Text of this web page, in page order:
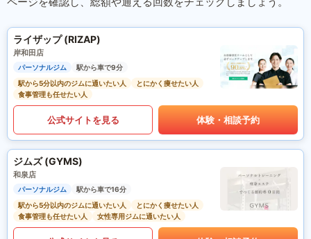
ライザップ (RIZAP)
岸和田店
パーソナルジム
駅から車で9分
駅から5分以内のジムに通いたい人
とにかく痩せたい人
食事管理も任せたい人
公式サイトを見る 体験・相談予約
ジムズ (GYMS)
和泉店
パーソナルジム
駅から車で16分
駅から5分以内のジムに通いたい人
とにかく痩せたい人
食事管理も任せたい人
女性専用ジムに通いたい人